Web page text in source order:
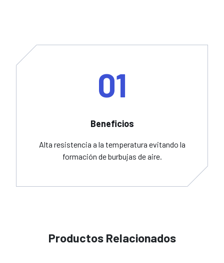
01
Beneficios
Alta resistencia a la temperatura evitando la
formación de burbujas de aire.
Productos Relacionados